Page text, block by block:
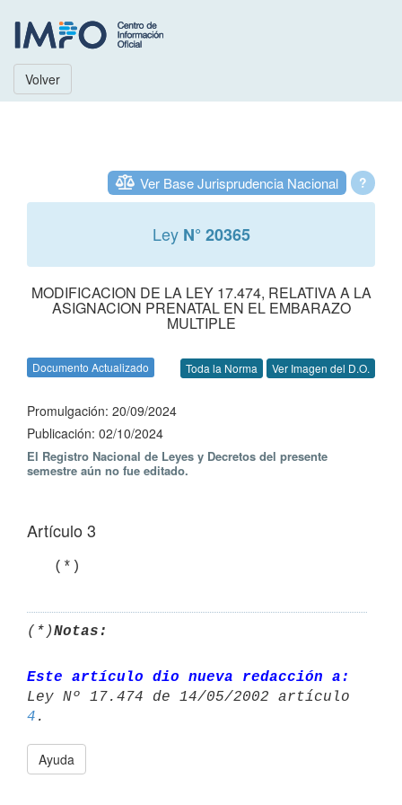
Volver
?
Ver Base Jurisprudencia Nacional
Ley N° 20365
MODIFICACION DE LA LEY 17.474, RELATIVA A LA
ASIGNACION PRENATAL EN EL EMBARAZO
MULTIPLE
Documento Actualizado Toda la Norma Ver Imagen del D.O.
Promulgación: 20/09/2024
Publicación: 02/10/2024
El Registro Nacional de Leyes y Decretos del presente
semestre aún no fue editado.
Artículo 3
   (*)
(*)Notas:
Este artículo dio nueva redacción a:
4
Ayuda